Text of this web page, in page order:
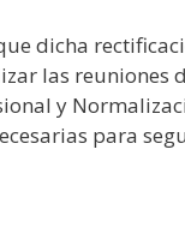
dicha
las reuniones
y
para